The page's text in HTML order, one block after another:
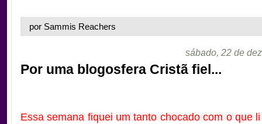
por Sammis Reachers
sábado, 22 de
Por uma blogosfera Cristã fiel...
Essa semana fiquei um tanto chocado com o que